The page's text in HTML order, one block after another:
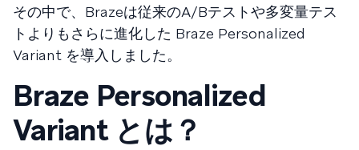
その中で、Brazeは従来のA/Bテストや多変量テス
トよりもさらに進化した Braze Personalized
Variant を導入しました。
Braze Personalized
Variant とは？